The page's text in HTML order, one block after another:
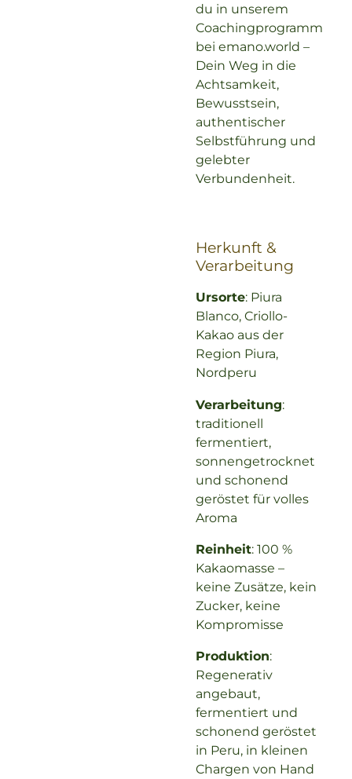
du in unserem
Coachingprogramm
bei emano.world –
Dein Weg in die
Achtsamkeit,
Bewusstsein,
authentischer
Selbstführung und
gelebter
Verbundenheit.
Herkunft &
Verarbeitung
Ursorte: Piura
Blanco, Criollo-
Kakao aus der
Region Piura,
Nordperu
Verarbeitung:
traditionell
fermentiert,
sonnengetrocknet
und schonend
geröstet für volles
Aroma
Reinheit: 100 %
Kakaomasse –
keine Zusätze, kein
Zucker, keine
Kompromisse
Produktion:
Regenerativ
angebaut,
fermentiert und
schonend geröstet
in Peru, in kleinen
Chargen von Hand